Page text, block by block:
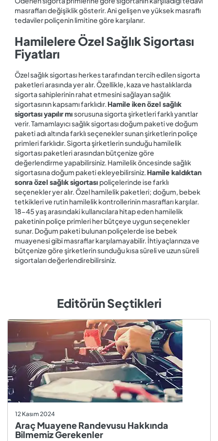
masrafları değişiklik gösterir. Ani gelişen ve yüksek masraflı
tedaviler poliçenin limitine göre karşılanır.
Hamilelere Özel Sağlık Sigortası
Fiyatları
Özel sağlık sigortası herkes tarafından tercih edilen sigorta
paketleri arasında yer alır. Özellikle, kaza ve hastalıklarda
sigorta sahiplerinin rahat etmesini sağlayan sağlık
sigortasının kapsamı farklıdır. Hamile‌ ‌iken‌ ‌özel‌ ‌sağlık‌
‌sigortası‌ ‌yapılır‌ ‌mı‌sorusuna sigorta şirketleri farklı yanıtlar
verir. Tamamlayıcı sağlık sigortası doğum paketi ve doğum
paketi adı altında farklı seçenekler sunan şirketlerin poliçe
primleri farklıdır. Sigorta şirketlerin sunduğu hamilelik
sigortası paketleri arasından bütçenize göre
değerlendirme yapabilirsiniz. Hamilelik öncesinde sağlık
sigortasına doğum paketi ekleyebilirsiniz. Hamile‌ ‌kaldıktan‌
‌sonra‌ ‌özel‌ ‌sağlık‌ ‌sigortası poliçelerinde ise farklı
seçenekler yer alır. Özel hamilelik paketleri; doğum, bebek
tetkikleri ve rutin hamilelik kontrollerinin masrafları karşılar.
18-45 yaş arasındaki kullanıcılara hitap eden hamilelik
paketinin poliçe primleri her bütçeye uygun seçenekler
sunar. Doğum paketi bulunan poliçelerde ise bebek
muayenesi gibi masraflar karşılamayabilir. İhtiyaçlarınıza ve
bütçenize göre şirketlerin sunduğu kısa süreli ve uzun süreli
sigortaları değerlendirebilirsiniz.
Editörün Seçtikleri
12 Kasım 2024
Araç Muayene Randevusu Hakkında
Bilmemiz Gerekenler